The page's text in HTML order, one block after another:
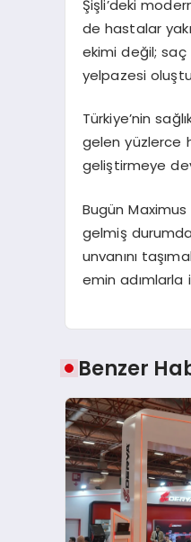
Şişli’deki
de hastalar
ekimi değil; saç
yelpazesi
Türkiye’nin
gelen yüzlerce
geliştirmeye
Bugün
gelmiş
unvanını
emin adımlarla
Benzer